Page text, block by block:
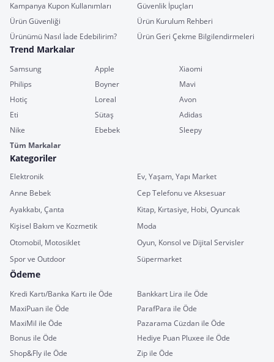
Kampanya Kupon Kullanımları
Güvenlik İpuçları
Ürün Güvenliği
Ürün Kurulum Rehberi
Ürünümü Nasıl İade Edebilirim?
Ürün Geri Çekme Bilgilendirmeleri
Trend Markalar
Samsung Apple
Xiaomi
Philips
Boyner
Mavi
Hotiç
Loreal
Avon
Eti
Sütaş
Adidas
Nike
Ebebek
Sleepy
Tüm Markalar
Kategoriler
Elektronik
Ev, Yaşam, Yapı Market
Anne Bebek
Cep Telefonu ve Aksesuar
Ayakkabı, Çanta
Kitap, Kırtasiye, Hobi, Oyuncak
Kişisel Bakım ve Kozmetik
Moda
Otomobil, Motosiklet
Oyun, Konsol ve Dijital Servisler
Spor ve Outdoor
Süpermarket
Ödeme
Kredi Kartı/Banka Kartı ile Öde
Bankkart Lira ile Öde
MaxiPuan ile Öde
ParafPara ile Öde
MaxiMil ile Öde
Pazarama Cüzdan ile Öde
Bonus ile Öde
Hediye Puan Pluxee ile Öde
Shop&Fly ile Öde
Zip ile Öde